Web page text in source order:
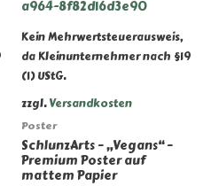
Kein Mehrwertsteuerausweis,
da Kleinunternehmer nach §19
(1) UStG.
zzgl.Versandkosten
Poster
SchlunzArts – „Vegans“ –
Premium Poster auf
mattem Papier